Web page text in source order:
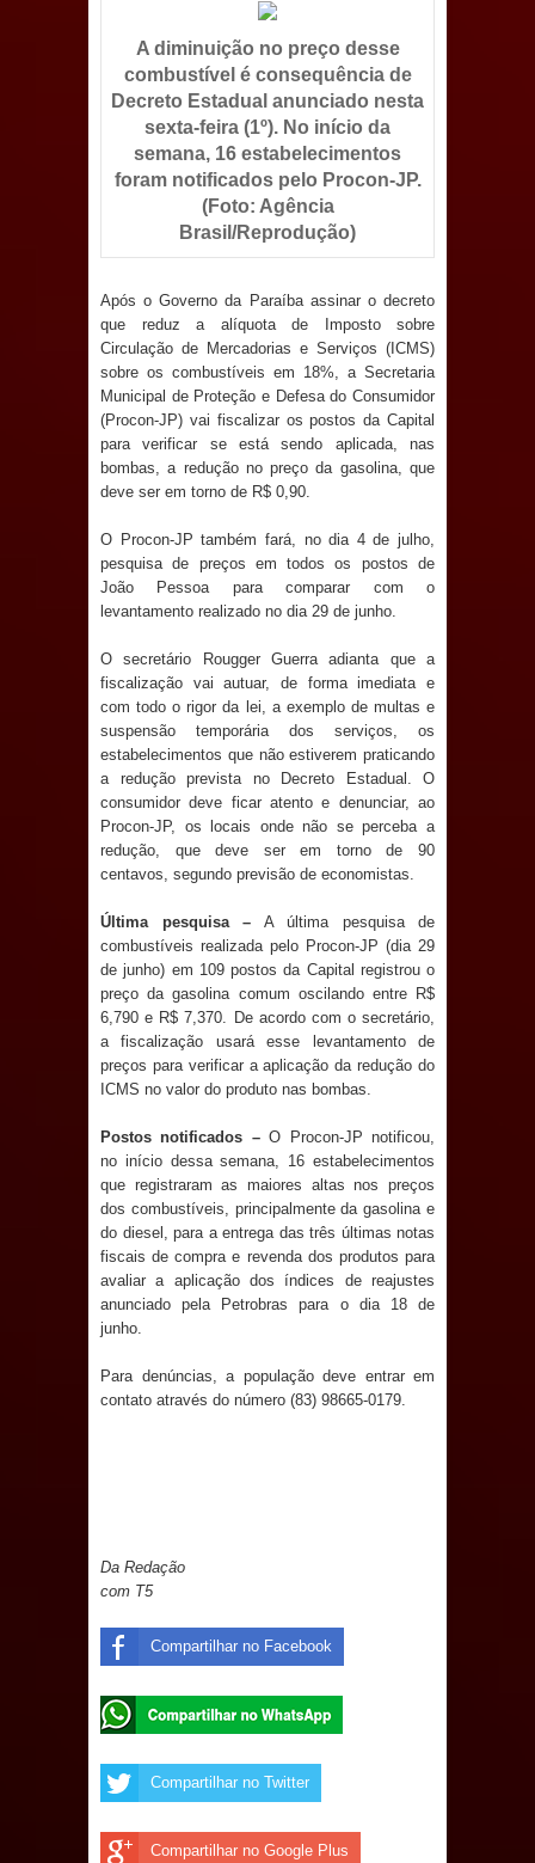
dentro do mês trabalhado e injeta R$
12 milhões na economia
Prefeitura de Sapé desenvolve ações
para preservar tamarindeiro e
revitalizar Memorial Augusto dos
O verdadeiro oxigênio do Estado
Democrático de Direito – Bacharela
aborda de maneira inédita no mundo
jurídico brasileiro, temas polêmicos;
Prefeitura de Sapé promove
campanha Julho Neon com ações de
conscientização sobre saúde bucal
Caldas Brandão: gestão municipal
antecipa pagamento do mês de julho
e aquece economia para Festa de
Santana
Saúde Bucal: Mais de 470 próteses
dentárias já foram entregues pela
Prefeitura de Sapé em 2026
Caldas Brandão: Tradicional Festa de
e deve atrair grande público
Nota de pesar: Câmara de Marí
lamenta a morte da ex-vereadora
Prefeito Major Sidnei busca em
Diretório Nacional do PDT durante
Dois Gigantes da Poesia Paraibana
inspiram a IV FEIRA LITERÁRIA DO
A diminuição no preço desse
combustível é consequência de
Decreto Estadual anunciado nesta
sexta-feira (1º). No início da
semana, 16 estabelecimentos
foram notificados pelo Procon-JP.
(Foto: Agência
Brasil/Reprodução)
Após o Governo da Paraíba assinar o decreto
que reduz a alíquota de Imposto sobre
Circulação de Mercadorias e Serviços (ICMS)
sobre os combustíveis em 18%, a Secretaria
Municipal de Proteção e Defesa do Consumidor
(Procon-JP) vai fiscalizar os postos da Capital
para verificar se está sendo aplicada, nas
bombas, a redução no preço da gasolina, que
deve ser em torno de R$ 0,90.
O Procon-JP também fará, no dia 4 de julho,
pesquisa de preços em todos os postos de
João Pessoa para comparar com o
levantamento realizado no dia 29 de junho.
O secretário Rougger Guerra adianta que a
fiscalização vai autuar, de forma imediata e
com todo o rigor da lei, a exemplo de multas e
suspensão temporária dos serviços, os
estabelecimentos que não estiverem praticando
a redução prevista no Decreto Estadual. O
consumidor deve ficar atento e denunciar, ao
Procon-JP, os locais onde não se perceba a
redução, que deve ser em torno de 90
centavos, segundo previsão de economistas.
Última pesquisa – A última pesquisa de
combustíveis realizada pelo Procon-JP (dia 29
de junho) em 109 postos da Capital registrou o
preço da gasolina comum oscilando entre R$
6,790 e R$ 7,370. De acordo com o secretário,
a fiscalização usará esse levantamento de
preços para verificar a aplicação da redução do
ICMS no valor do produto nas bombas.
Postos notificados –O Procon-JP notificou,
no início dessa semana, 16 estabelecimentos
que registraram as maiores altas nos preços
dos combustíveis, principalmente da gasolina e
do diesel, para a entrega das três últimas notas
fiscais de compra e revenda dos produtos para
avaliar a aplicação dos índices de reajustes
anunciado pela Petrobras para o dia 18 de
junho.
Para denúncias, a população deve entrar em
contato através do número (83) 98665-0179.
Da Redação
com T5
Compartilhar no Facebook
Compartilhar no Twitter
Compartilhar no Google Plus